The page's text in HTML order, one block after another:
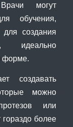
Врачи могут
обучения,
создания
идеально
форме.
создавать
можно
или
более